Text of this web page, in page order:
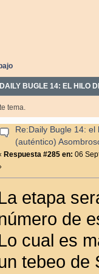
BUGLE 14: EL HILO
tema.
Re:Daily Bugle 14: el
(auténtico)
Respuesta #285 en: 06
etapa
de
cual es
tebeo de